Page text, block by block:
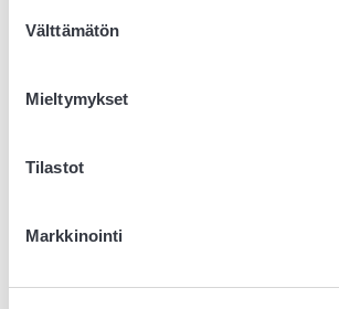
valinta
Välttämätön
Mieltymykset
Tilastot
Markkinointi
Kansainvälistä perunapäivää vietetään